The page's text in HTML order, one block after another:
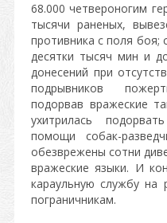
68.000 четвероногим
тысячи раненых,
противника с поля боя;
десятки тысяч мин и
донесений при
подрывников
подорвав вражеские
ухитрилась
помощи собак-
обезврежены сотни
вражеские языки. И
караульную службу на
пограничникам.